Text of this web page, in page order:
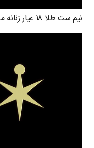
نیم ست طلا 18 عیار زنانه مدوپد مدل ستاره کد NA15587